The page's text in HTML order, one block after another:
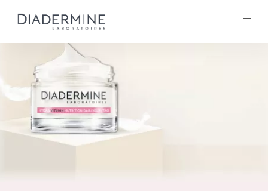
Tous les Produit
ACCUEIL
Composition
À propos